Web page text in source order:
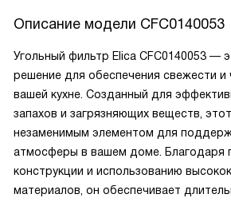
Описание модели CFC0140053
Угольный фильтр Elica CFC0140053 —
решение для обеспечения свежести и
вашей кухне. Созданный для
запахов и загрязняющих веществ,
незаменимым элементом для
атмосферы в вашем доме. Благодаря
конструкции и использованию
материалов, он обеспечивает